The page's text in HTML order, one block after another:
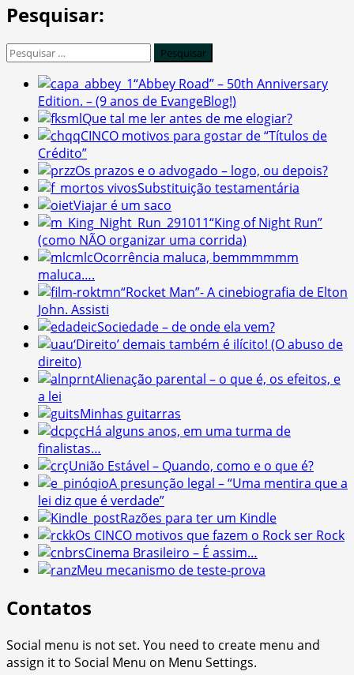
Pesquisar:
Pesquisar
“Abbey Road” – 50th Anniversary
Edition. – (9 anos de EvangeBlog!)
Que tal me ler antes de me elogiar?
CINCO motivos para gostar de “Títulos de
Crédito”
Os prazos e o advogado – logo, ou depois?
Substituição testamentária
Viajar é um saco
“King of Night Run”
(como NÃO organizar uma corrida)
Ocorrência maluca, bemmmmmm
maluca….
“Rocket Man”- A cinebiografia de Elton
John. Assisti
Sociedade – de onde ela vem?
‘Direito’ demais também é ilícito! (O abuso de
direito)
Alienação parental – o que é, os efeitos, e
a lei
Minhas guitarras
Há alguns anos, em uma turma de
finalistas…
União Estável – Quando, como e o que é?
A presunção legal – “Uma mentira que a
lei diz que é verdade”
Razões para ter um Kindle
Os CINCO motivos que fazem o Rock ser Rock
Cinema Brasileiro – É assim…
Meu mecanismo de teste-prova
Contatos
Social menu is not set. You need to create menu and
assign it to Social Menu on Menu Settings.